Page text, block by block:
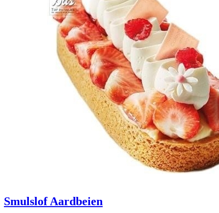
Smulslof Aardbeien